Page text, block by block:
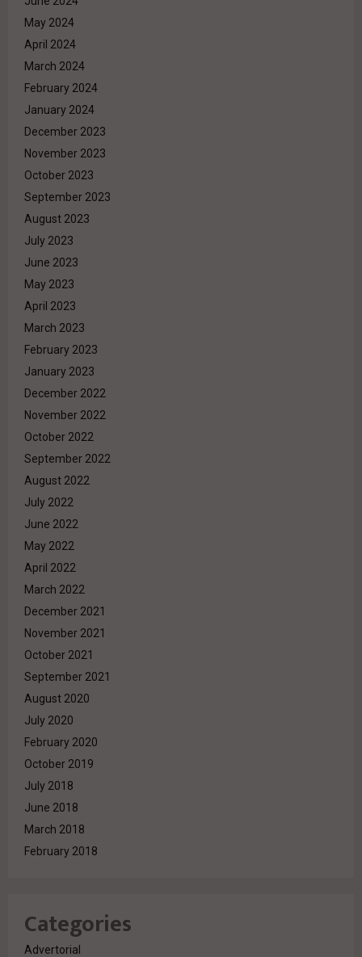
May 2024
April 2024
March 2024
February 2024
January 2024
December 2023
November 2023
October 2023
September 2023
August 2023
July 2023
June 2023
May 2023
April 2023
March 2023
February 2023
January 2023
December 2022
November 2022
October 2022
September 2022
August 2022
July 2022
June 2022
May 2022
April 2022
March 2022
December 2021
November 2021
October 2021
September 2021
August 2020
July 2020
February 2020
October 2019
July 2018
June 2018
March 2018
February 2018
Categories
Advertorial